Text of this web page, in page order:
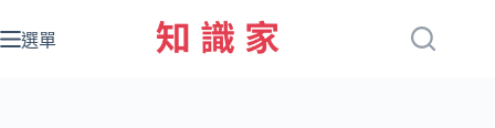
至 選單